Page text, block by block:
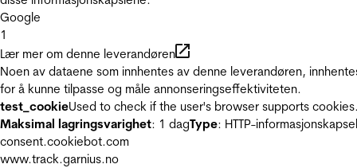
Google
1
Lær mer om denne leverandøren
Noen av dataene som innhentes av denne leverandøren,
for å kunne tilpasse og måle annonseringseffektiviteten.
test_cookieUsed to check if the user's browser supports
Maksimal lagringsvarighet: 1 dagType: HTTP-informasjonskapsel
consent.cookiebot.com
www.track.garnius.no